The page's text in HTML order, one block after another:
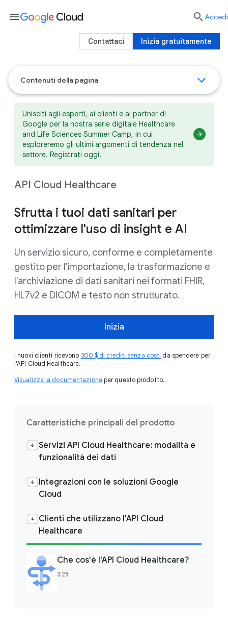
Contenuti della pagina
Unisciti agli esperti, ai clienti e ai partner di
Google per la nostra serie digitale Healthcare
and Life Sciences Summer Camp, in cui
esploreremo gli ultimi argomenti di tendenza nel
settore. Registrati oggi.
API Cloud Healthcare
Sfrutta i tuoi dati sanitari per
ottimizzare l'uso di insight e AI
Un servizio sicuro, conforme e completamente
gestito per l'importazione, la trasformazione e
l'archiviazione di dati sanitari nei formati FHIR,
HL7v2 e DICOM e testo non strutturato.
Inizia
I nuovi clienti ricevono 300 $ di crediti senza costi da spendere per
l'API Cloud Healthcare.
Visualizza la documentazioneper questo prodotto.
Caratteristiche principali del prodotto
Servizi API Cloud Healthcare: modalità e
funzionalità dei dati
Integrazioni con le soluzioni Google
Cloud
Clienti che utilizzano l'API Cloud
Healthcare
Che cos'è l'API Cloud Healthcare?
3:28
menu  Accedi
Inizia gratuitamente
Contattaci